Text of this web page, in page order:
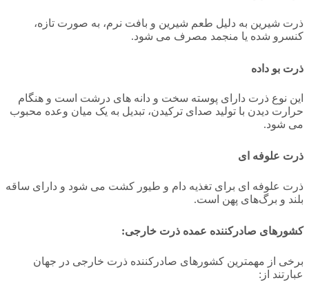
ذرت شیرین به دلیل طعم شیرین و بافت نرم، به صورت تازه،
کنسرو شده یا منجمد مصرف می‌ شود.
ذرت بو داده
این نوع ذرت دارای پوسته سخت و دانه‌ های درشت است و هنگام
حرارت دیدن با تولید صدای ترکیدن، تبدیل به یک میان‌ وعده محبوب
می‌ شود.
ذرت علوفه‌ ای
ذرت علوفه‌ ای برای تغذیه دام و طیور کشت می‌ شود و دارای ساقه
بلند و برگ‌های پهن است.
کشورهای صادرکننده عمده ذرت خارجی:
برخی از مهمترین کشورهای صادرکننده ذرت خارجی در جهان
عبارتند از: